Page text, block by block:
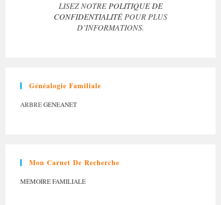
LISEZ NOTRE POLITIQUE DE
CONFIDENTIALITÉ POUR PLUS
D’INFORMATIONS.
Généalogie Familiale
ARBREGENEANET
Mon Carnet De Recherche
MÉMOIRE FAMILIALE